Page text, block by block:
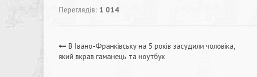
Переглядів: 1 014
Навігація
В Івано-Франківську на 5 років засудили чоловіка,
який вкрав гаманець та ноутбук